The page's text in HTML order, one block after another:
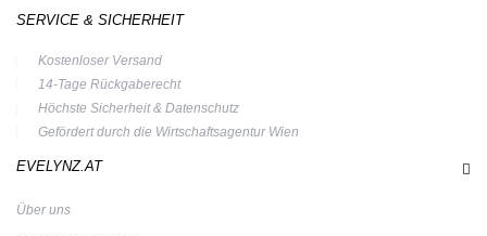
SERVICE & SICHERHEIT
Kostenloser Versand
14-Tage Rückgaberecht
Höchste Sicherheit & Datenschutz
Gefördert durch die Wirtschaftsagentur Wien
EVELYNZ.AT
Über uns